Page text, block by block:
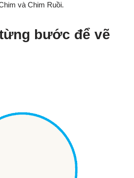
và Chim Ruồi.
bước để vẽ